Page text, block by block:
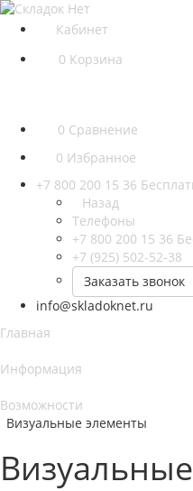
Кабинет
0 Корзина
0 Сравнение
0 Избранное
+7 800 200 15 36
Назад
Телефоны
+7 800 200 15 36
+7 (925) 502-52-38
Заказать звонок
info@skladoknet.ru
Главная
Информация
Возможности
Визуальные элементы